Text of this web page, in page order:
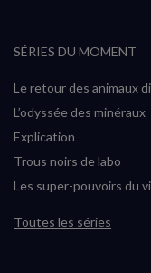
SÉRIES DU MOMENT
Le retour des animaux
L’odyssée des minéraux
Explication
Trous noirs de labo
Les super-pouvoirs du
Toutes les séries